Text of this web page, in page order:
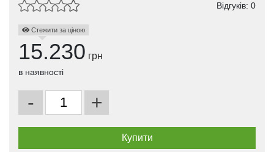
Відгуків: 0
Стежити за ціною
15.230 грн
в наявності
- +